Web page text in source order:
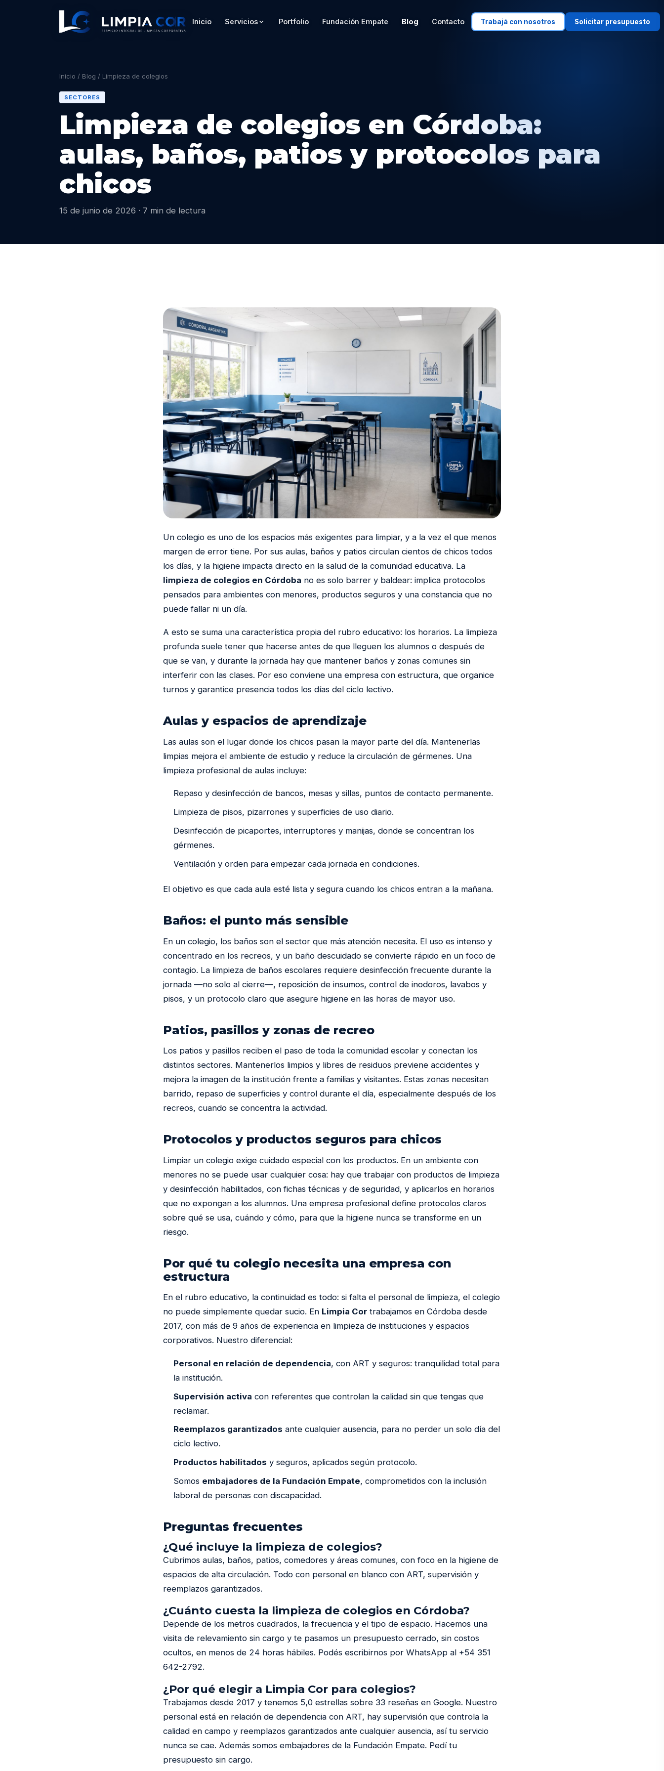
Inicio Servicios Portfolio Fundación Empate Blog Contacto Trabajá con nosotros Solicitar presupuesto
Inicio / Blog / Limpieza de colegios
SECTORES
Limpieza de colegios en Córdoba:
aulas, baños, patios y protocolos para
chicos
15 de junio de 2026 · 7 min de lectura
Un colegio es uno de los espacios más exigentes para limpiar, y a la vez el que menos
margen de error tiene. Por sus aulas, baños y patios circulan cientos de chicos todos
los días, y la higiene impacta directo en la salud de la comunidad educativa. La
limpieza de colegios en Córdoba no es solo barrer y baldear: implica protocolos
pensados para ambientes con menores, productos seguros y una constancia que no
puede fallar ni un día.
A esto se suma una característica propia del rubro educativo: los horarios. La limpieza
profunda suele tener que hacerse antes de que lleguen los alumnos o después de
que se van, y durante la jornada hay que mantener baños y zonas comunes sin
interferir con las clases. Por eso conviene una empresa con estructura, que organice
turnos y garantice presencia todos los días del ciclo lectivo.
Aulas y espacios de aprendizaje
Las aulas son el lugar donde los chicos pasan la mayor parte del día. Mantenerlas
limpias mejora el ambiente de estudio y reduce la circulación de gérmenes. Una
limpieza profesional de aulas incluye:
Repaso y desinfección de bancos, mesas y sillas, puntos de contacto permanente.
Limpieza de pisos, pizarrones y superficies de uso diario.
Desinfección de picaportes, interruptores y manijas, donde se concentran los
gérmenes.
Ventilación y orden para empezar cada jornada en condiciones.
El objetivo es que cada aula esté lista y segura cuando los chicos entran a la mañana.
Baños: el punto más sensible
En un colegio, los baños son el sector que más atención necesita. El uso es intenso y
concentrado en los recreos, y un baño descuidado se convierte rápido en un foco de
contagio. La limpieza de baños escolares requiere desinfección frecuente durante la
jornada —no solo al cierre—, reposición de insumos, control de inodoros, lavabos y
pisos, y un protocolo claro que asegure higiene en las horas de mayor uso.
Patios, pasillos y zonas de recreo
Los patios y pasillos reciben el paso de toda la comunidad escolar y conectan los
distintos sectores. Mantenerlos limpios y libres de residuos previene accidentes y
mejora la imagen de la institución frente a familias y visitantes. Estas zonas necesitan
barrido, repaso de superficies y control durante el día, especialmente después de los
recreos, cuando se concentra la actividad.
Protocolos y productos seguros para chicos
Limpiar un colegio exige cuidado especial con los productos. En un ambiente con
menores no se puede usar cualquier cosa: hay que trabajar con productos de limpieza
y desinfección habilitados, con fichas técnicas y de seguridad, y aplicarlos en horarios
que no expongan a los alumnos. Una empresa profesional define protocolos claros
sobre qué se usa, cuándo y cómo, para que la higiene nunca se transforme en un
riesgo.
Por qué tu colegio necesita una empresa con
estructura
En el rubro educativo, la continuidad es todo: si falta el personal de limpieza, el colegio
no puede simplemente quedar sucio. En Limpia Cor trabajamos en Córdoba desde
2017, con más de 9 años de experiencia en limpieza de instituciones y espacios
corporativos. Nuestro diferencial:
Personal en relación de dependencia, con ART y seguros: tranquilidad total para
la institución.
Supervisión activa con referentes que controlan la calidad sin que tengas que
reclamar.
Reemplazos garantizados ante cualquier ausencia, para no perder un solo día del
ciclo lectivo.
Productos habilitados y seguros, aplicados según protocolo.
Somos embajadores de la Fundación Empate, comprometidos con la inclusión
laboral de personas con discapacidad.
Preguntas frecuentes
¿Qué incluye la limpieza de colegios?
Cubrimos aulas, baños, patios, comedores y áreas comunes, con foco en la higiene de
espacios de alta circulación. Todo con personal en blanco con ART, supervisión y
reemplazos garantizados.
¿Cuánto cuesta la limpieza de colegios en Córdoba?
Depende de los metros cuadrados, la frecuencia y el tipo de espacio. Hacemos una
visita de relevamiento sin cargo y te pasamos un presupuesto cerrado, sin costos
ocultos, en menos de 24 horas hábiles. Podés escribirnos por WhatsApp al +54 351
642-2792.
¿Por qué elegir a Limpia Cor para colegios?
Trabajamos desde 2017 y tenemos 5,0 estrellas sobre 33 reseñas en Google. Nuestro
personal está en relación de dependencia con ART, hay supervisión que controla la
calidad en campo y reemplazos garantizados ante cualquier ausencia, así tu servicio
nunca se cae. Además somos embajadores de la Fundación Empate. Pedí tu
presupuesto sin cargo.